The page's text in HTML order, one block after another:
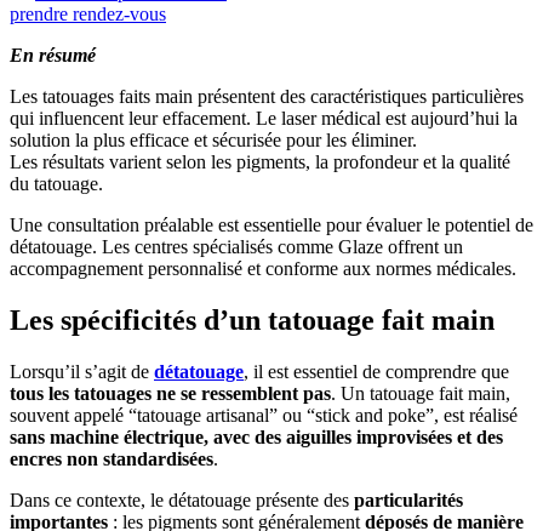
prendre rendez-vous
En résumé
Les tatouages faits main présentent des caractéristiques particulières
qui influencent leur effacement. Le laser médical est aujourd’hui la
solution la plus efficace et sécurisée pour les éliminer.
Les résultats varient selon les pigments, la profondeur et la qualité
du tatouage.
Une consultation préalable est essentielle pour évaluer le potentiel de
détatouage. Les centres spécialisés comme Glaze offrent un
accompagnement personnalisé et conforme aux normes médicales.
Les spécificités d’un tatouage fait main
Lorsqu’il s’agit de détatouage, il est essentiel de comprendre que
tous les tatouages ne se ressemblent pas. Un tatouage fait main,
souvent appelé “tatouage artisanal” ou “stick and poke”, est réalisé
sans machine électrique, avec des aiguilles improvisées et des
encres non standardisées.
Dans ce contexte, le détatouage présente des particularités
importantes : les pigments sont généralement déposés de manière